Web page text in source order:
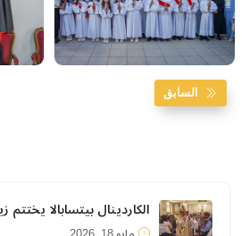
السابق
الكاردينال بيتسابالا يختتم